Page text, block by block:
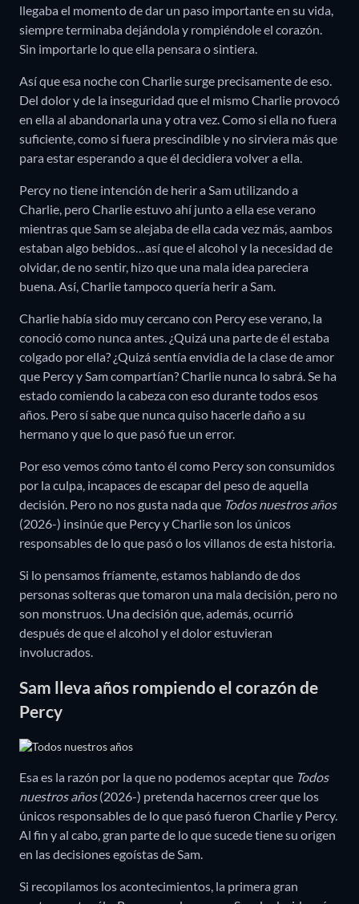
llegaba el momento de dar un paso importante en su vida,
siempre terminaba dejándola y rompiéndole el corazón.
Sin importarle lo que ella pensara o sintiera.
Así que esa noche con Charlie surge precisamente de eso.
Del dolor y de la inseguridad que el mismo Charlie provocó
en ella al abandonarla una y otra vez. Como si ella no fuera
suficiente, como si fuera prescindible y no sirviera más que
para estar esperando a que él decidiera volver a ella.
Percy no tiene intención de herir a Sam utilizando a
Charlie, pero Charlie estuvo ahí junto a ella ese verano
mientras que Sam se alejaba de ella cada vez más, aambos
estaban algo bebidos…así que el alcohol y la necesidad de
olvidar, de no sentir, hizo que una mala idea pareciera
buena. Así, Charlie tampoco quería herir a Sam.
Charlie había sido muy cercano con Percy ese verano, la
conoció como nunca antes. ¿Quizá una parte de él estaba
colgado por ella? ¿Quizá sentía envidia de la clase de amor
que Percy y Sam compartían? Charlie nunca lo sabrá. Se ha
estado comiendo la cabeza con eso durante todos esos
años. Pero sí sabe que nunca quiso hacerle daño a su
hermano y que lo que pasó fue un error.
Por eso vemos cómo tanto él como Percy son consumidos
por la culpa, incapaces de escapar del peso de aquella
decisión. Pero no nos gusta nada que Todos nuestros años
(2026-) insinúe que Percy y Charlie son los únicos
responsables de lo que pasó o los villanos de esta historia.
Si lo pensamos fríamente, estamos hablando de dos
personas solteras que tomaron una mala decisión, pero no
son monstruos. Una decisión que, además, ocurrió
después de que el alcohol y el dolor estuvieran
involucrados.
Sam lleva años rompiendo el corazón de
Percy
Esa es la razón por la que no podemos aceptar que Todos
nuestros años(2026-) pretenda hacernos creer que los
únicos responsables de lo que pasó fueron Charlie y Percy.
Al fin y al cabo, gran parte de lo que sucede tiene su origen
en las decisiones egoístas de Sam.
Si recopilamos los acontecimientos, la primera gran